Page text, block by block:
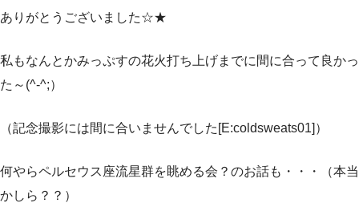
ありがとうございました☆★
私もなんとかみっぷすの花火打ち上げまでに間に合って良かっ
た～(^-^;）
（記念撮影には間に合いませんでした[E:coldsweats01]）
何やらペルセウス座流星群を眺める会？のお話も・・・（本当
かしら？？）